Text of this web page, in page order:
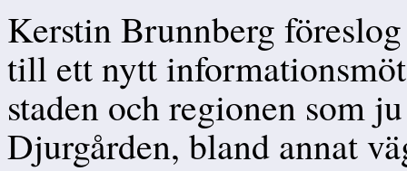
Kerstin Brunnberg
till ett nytt
staden och regionen som
Djurgården, bland annat